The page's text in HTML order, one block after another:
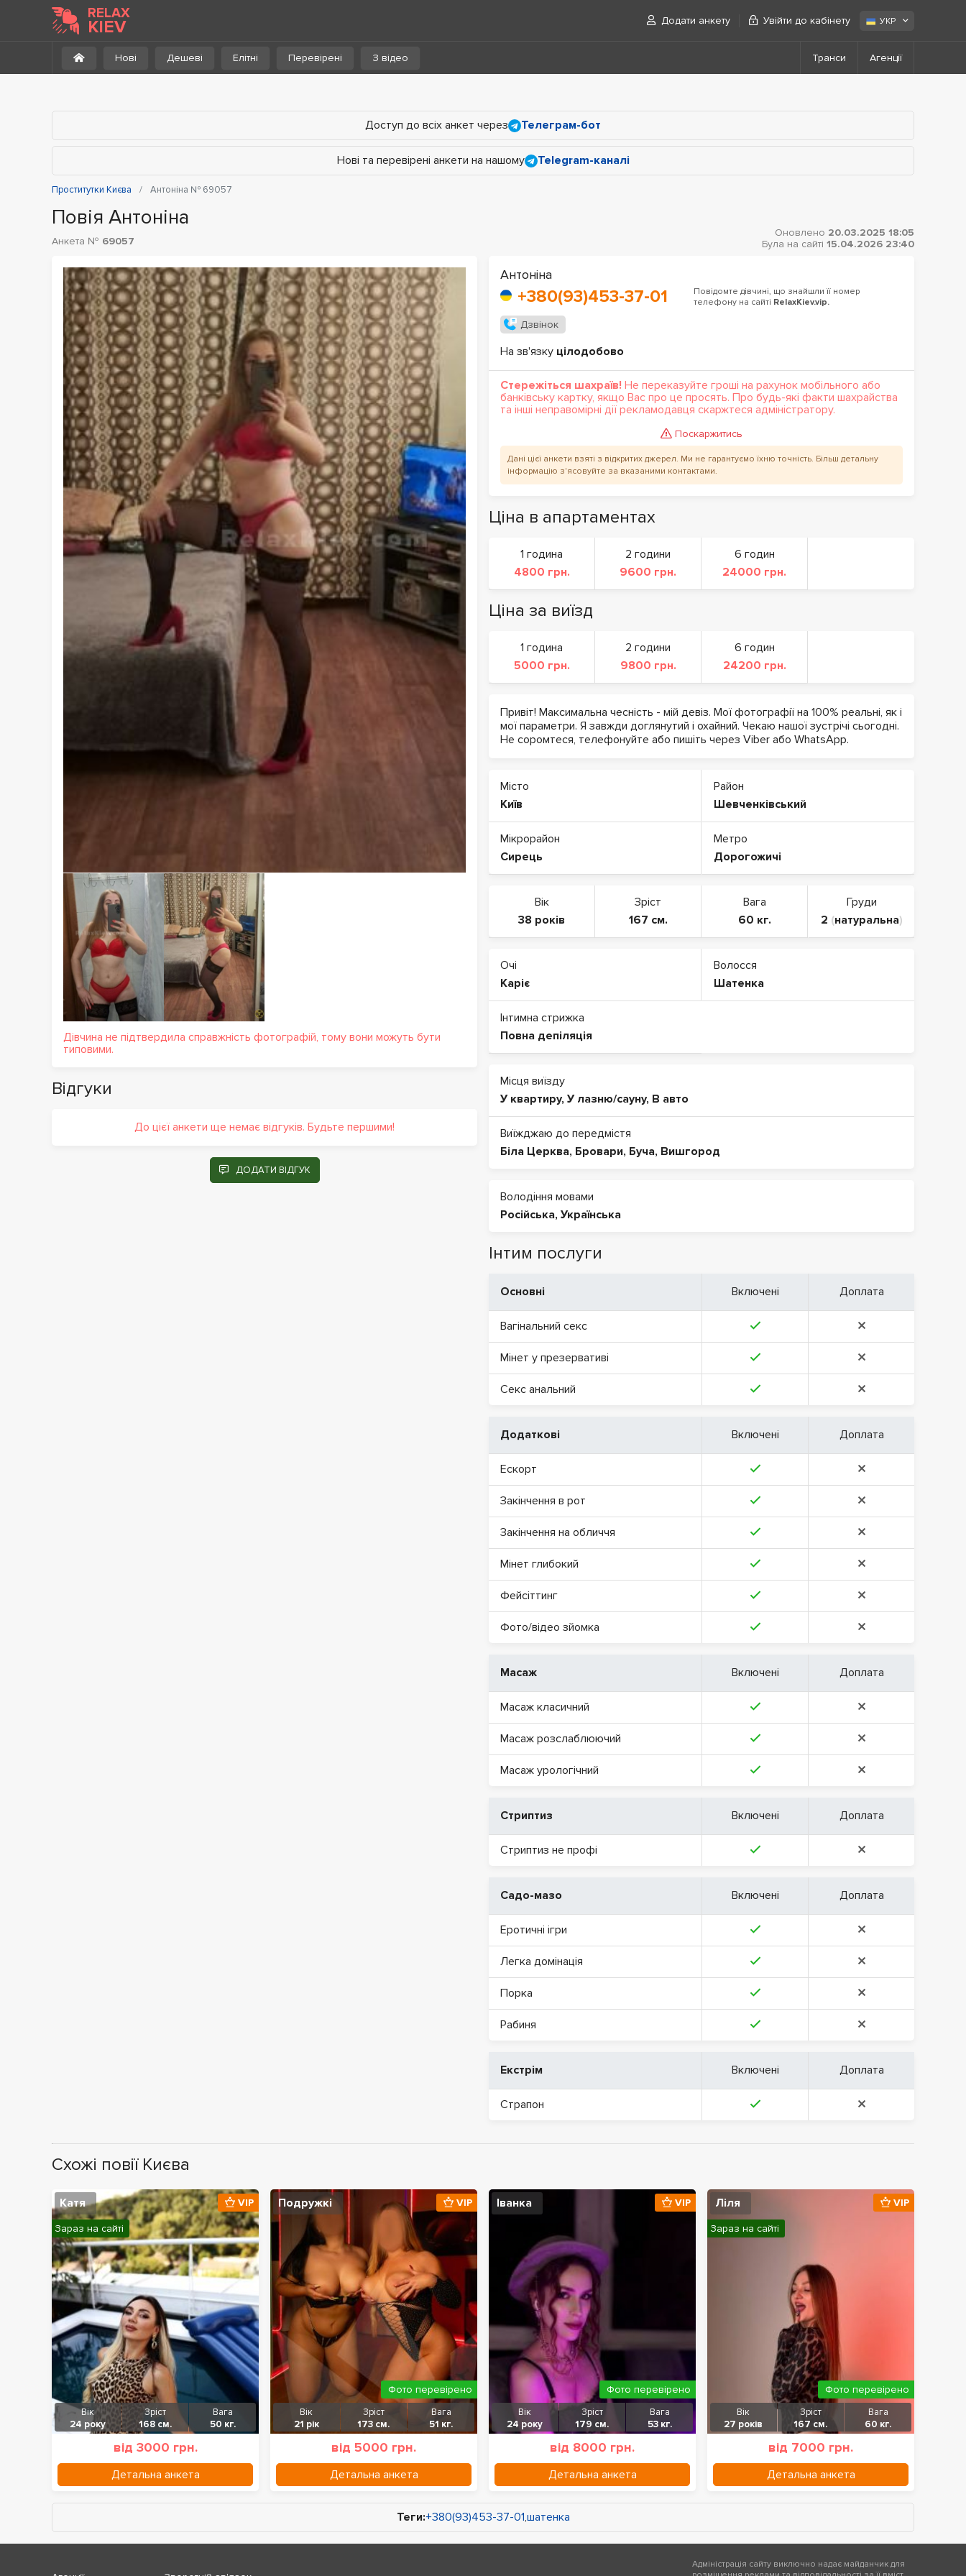
RELAX
KIEV Додати анкету Увійти до кабінету УКР
Нові Дешеві Елітні Перевірені З відео Транси Агенції
Доступ до всіх анкет через Телеграм-бот
Нові та перевірені анкети на нашому Telegram-каналі
Проститутки Києва Антоніна № 69057
Повія Антоніна
Анкета № 69057
Оновлено 20.03.2025 18:05
Була на сайті 15.04.2026 23:40
Антоніна
+380(93)453-37-01
Повідомте дівчині, що знайшли її номер
телефону на сайті RelaxKiev.vip.
Дзвінок
На зв'язку цілодобово
Стережіться шахраїв! Не переказуйте гроші на рахунок мобільного або
банківську картку, якщо Вас про це просять. Про будь-які факти шахрайства
та інші неправомірні дії рекламодавця скаржтеся адміністратору.
Поскаржитись
Дані цієї анкети взяті з відкритих джерел. Ми не гарантуємо їхню точність. Більш детальну
інформацію з'ясовуйте за вказаними контактами.
Дівчина не підтвердила справжність фотографій, тому вони можуть бути
типовими.
Ціна в апартаментах
1 година
4800 грн.
2 години
9600 грн.
6 годин
24000 грн.
Ціна за виїзд
1 година
5000 грн.
2 години
9800 грн.
6 годин
24200 грн.
Привіт! Максимальна чесність - мій девіз. Мої фотографії на 100% реальні, як і
мої параметри. Я завжди доглянутий і охайний. Чекаю нашої зустрічі сьогодні.
Не соромтеся, телефонуйте або пишіть через Viber або WhatsApp.
Місто
Київ
Район
Шевченківський
Мікрорайон
Сирець
Метро
Дорогожичі
Вік
38 років
Зріст
167 см.
Вага
60 кг.
Груди
2 (натуральна)
Очі
Каріє
Волосся
Шатенка
Інтимна стрижка
Повна депіляція
Місця виїзду
У квартиру, У лазню/сауну, В авто
Виїжджаю до передмістя
Біла Церква, Бровари, Буча, Вишгород
Володіння мовами
Російська, Українська
Інтим послуги
Основні Включені Доплата
Вагінальний секс
Мінет у презервативі
Секс анальний
Додаткові Включені Доплата
Ескорт
Закінчення в рот
Закінчення на обличчя
Мінет глибокий
Фейсіттинг
Фото/відео зйомка
Масаж Включені Доплата
Масаж класичний
Масаж розслаблюючий
Масаж урологічний
Стриптиз Включені Доплата
Стриптиз не профі
Садо-мазо Включені Доплата
Еротичні ігри
Легка домінація
Порка
Рабиня
Екстрім Включені Доплата
Страпон
Відгуки
До цієї анкети ще немає відгуків. Будьте першими!
ДОДАТИ ВІДГУК
Схожі повії Києва
Катя
Вік
24 року
Зріст
168 см.
Вага
50 кг.
від 3000 грн.
Детальна анкета
VIP
Зараз на сайті
Подружкі
Вік
21 рік
Зріст
173 см.
Вага
51 кг.
від 5000 грн.
Детальна анкета
VIP
Фото перевірено
Іванка
Вік
24 року
Зріст
179 см.
Вага
53 кг.
від 8000 грн.
Детальна анкета
VIP
Фото перевірено
Ліля
Вік
27 років
Зріст
167 см.
Вага
60 кг.
від 7000 грн.
Детальна анкета
VIP
Зараз на сайті
Фото перевірено
Теги:+380(93)453-37-01,шатенка
Адміністрація сайту виключно надає майданчик для